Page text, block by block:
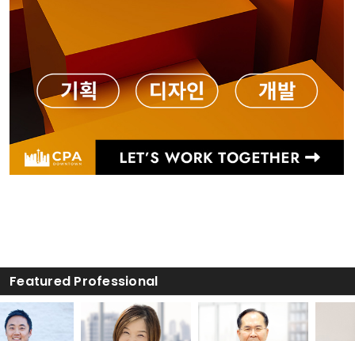
Featured Professional